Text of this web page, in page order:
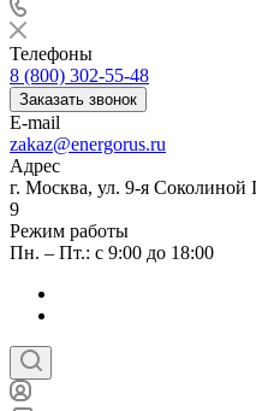
Телефоны
8 (800) 302-55-48
Заказать звонок
E-mail
zakaz@energorus.ru
Адрес
г. Москва, ул. 9-я
9
Режим работы
Пн. – Пт.: с 9:00 до 18:00